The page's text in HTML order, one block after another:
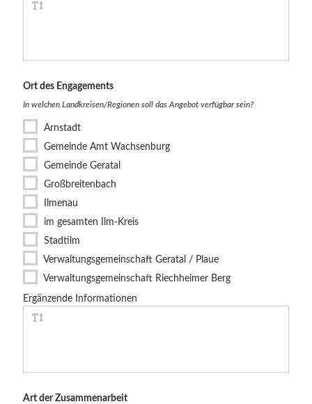
Ort des Engagements
In welchen Landkreisen/Regionen soll das Angebot verfügbar sein?
Arnstadt
Gemeinde Amt Wachsenburg
Gemeinde Geratal
Großbreitenbach
Ilmenau
im gesamten Ilm-Kreis
Stadtilm
Verwaltungsgemeinschaft Geratal / Plaue
Verwaltungsgemeinschaft Riechheimer Berg
Ergänzende Informationen
Art der Zusammenarbeit